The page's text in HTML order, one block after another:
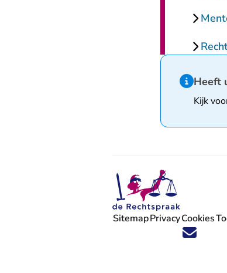
Hint van
Heeft
Kijk
Volg ons op X (Twitter) -
Volg ons op Facebook
Volg ons op
Volg ons op
Volg ons op
'Blijf op
SitemapPrivacyCookies